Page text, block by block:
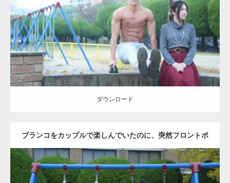
Category:公園のマッチョ その他 AKIHITO(細マッチョ) 腹筋
ダウンロード
ダウンロード
ブランコをカップルで楽しんでいたのに、突然フロントポ
ーズをするマッチョ